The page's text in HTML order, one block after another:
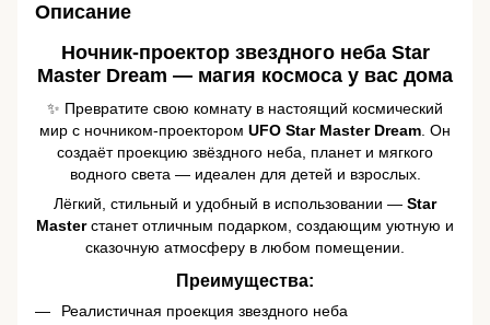
Описание
Ночник-проектор звездного неба Star
Master Dream — магия космоса у вас дома
✨ Превратите свою комнату в настоящий космический
мир с ночником-проектором UFO Star Master Dream . Он
создаёт проекцию звёздного неба, планет и мягкого
водного света — идеален для детей и взрослых.
Лёгкий, стильный и удобный в использовании — Star
Masterстанет отличным подарком, создающим уютную и
сказочную атмосферу в любом помещении.
Преимущества:
Реалистичная проекция звездного неба